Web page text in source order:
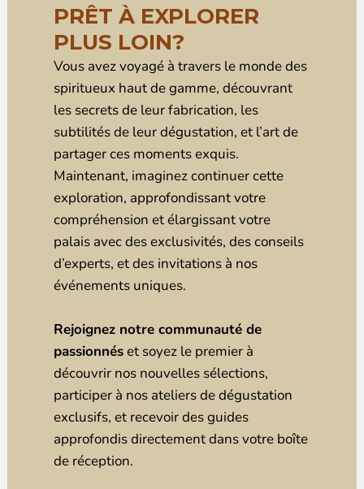
PRÊT À EXPLORER
PLUS LOIN?
Vous avez voyagé à travers le monde des
spiritueux haut de gamme, découvrant
les secrets de leur fabrication, les
subtilités de leur dégustation, et l’art de
partager ces moments exquis.
Maintenant, imaginez continuer cette
exploration, approfondissant votre
compréhension et élargissant votre
palais avec des exclusivités, des conseils
d’experts, et des invitations à nos
événements uniques.
Rejoignez notre communauté de
passionnéset soyez le premier à
découvrir nos nouvelles sélections,
participer à nos ateliers de dégustation
exclusifs, et recevoir des guides
approfondis directement dans votre boîte
de réception.